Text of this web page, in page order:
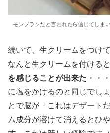
モンブランだと言われたら信じてしま
続いて、生クリームをつけて
なんと生クリームを付ける
を感じることが出来た ・・
に塩をかけるのと同じでし
とで脳が「これはデザート
ム成分が溶けて消えるとひ